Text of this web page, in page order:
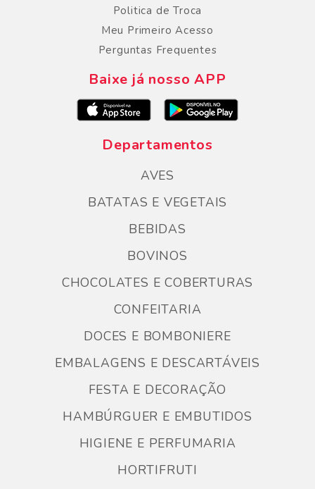
Politica de Troca
Meu Primeiro Acesso
Perguntas Frequentes
Baixe já nosso APP
Departamentos
AVES
BATATAS E VEGETAIS
BEBIDAS
BOVINOS
CHOCOLATES E COBERTURAS
CONFEITARIA
DOCES E BOMBONIERE
EMBALAGENS E DESCARTÁVEIS
FESTA E DECORAÇÃO
HAMBÚRGUER E EMBUTIDOS
HIGIENE E PERFUMARIA
HORTIFRUTI